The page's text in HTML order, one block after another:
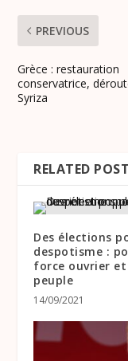
PREVIOUS
Grèce : restauration
conservatrice,
Syriza
RELATED
Des élections
despotisme :
force ouvrier
peuple
14/09/2021